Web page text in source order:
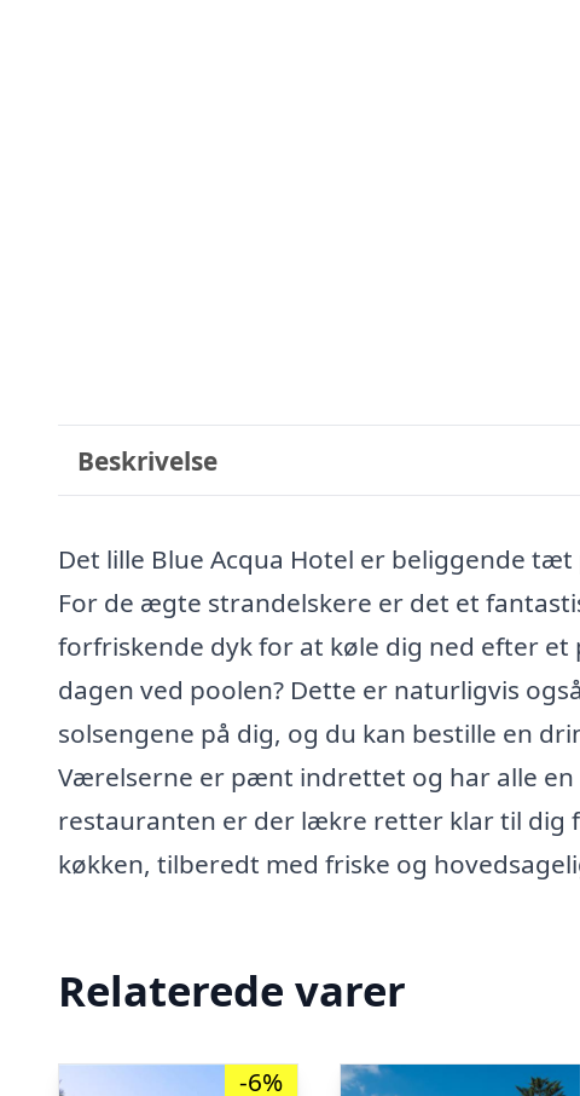
Beskrivelse
Det lille Blue Acqua Hotel er beliggende
For de ægte strandelskere er det et
forfriskende dyk for at køle dig ned efter
dagen ved poolen? Dette er naturligvis
solsengene på dig, og du kan bestille en
Værelserne er pænt indrettet og har alle
restauranten er der lækre retter klar til dig
køkken, tilberedt med friske og
Relaterede varer
-6%